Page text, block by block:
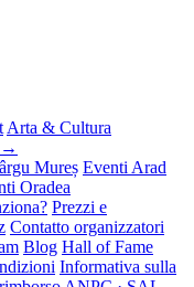
Arta & Cultura
→
Mureș Eventi Arad
Oradea
Prezzi e
Contatto organizzatori
Blog Hall of Fame
Informativa sulla